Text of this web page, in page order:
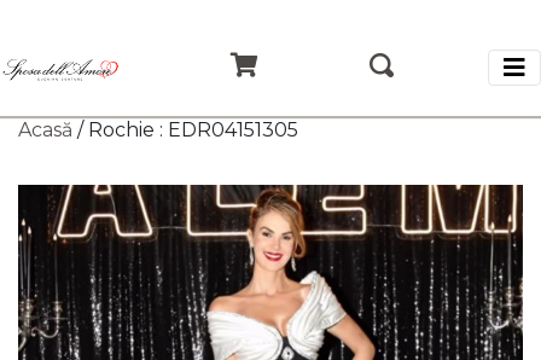
Acasă / Rochie : EDR04151305